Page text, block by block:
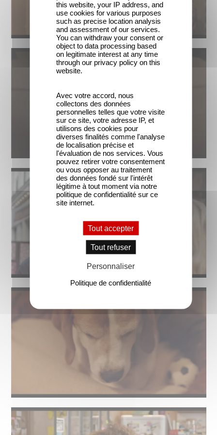
this website, your IP address, and
use cookies for various purposes
such as precise location analysis
and assessment of our services.
You can withdraw your consent or
object to data processing based
on legitimate interest at any time
through our privacy policy on this
website.
Avec votre accord, nous
collectons des données
personnelles telles que votre visite
sur ce site, votre adresse IP, et
utilisons des cookies pour
diverses finalités comme l'analyse
de localisation précise et
l'évaluation de nos services. Vous
pouvez retirer votre consentement
ou vous opposer au traitement
des données fondé sur l'intérêt
légitime à tout moment via notre
politique de confidentialité sur ce
site internet.
Tout accepter
Tout refuser
Personnaliser
Politique de confidentialité